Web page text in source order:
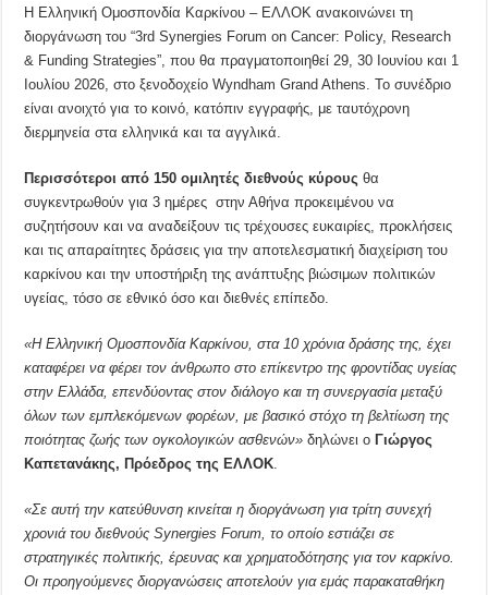
Η Ελληνική Ομοσπονδία Καρκίνου – ΕΛΛΟΚ ανακοινώνει τη
διοργάνωση του “3rd Synergies Forum on Cancer: Policy, Research
& Funding Strategies”, που θα πραγματοποιηθεί 29, 30 Ιουνίου και 1
Ιουλίου 2026, στο ξενοδοχείο Wyndham Grand Athens. Το συνέδριο
είναι ανοιχτό για το κοινό, κατόπιν εγγραφής, με ταυτόχρονη
διερμηνεία στα ελληνικά και τα αγγλικά.
Περισσότεροι από 150 ομιλητές διεθνούς κύρους θα
συγκεντρωθούν για 3 ημέρες στην Αθήνα προκειμένου να
συζητήσουν και να αναδείξουν τις τρέχουσες ευκαιρίες, προκλήσεις
και τις απαραίτητες δράσεις για την αποτελεσματική διαχείριση του
καρκίνου και την υποστήριξη της ανάπτυξης βιώσιμων πολιτικών
υγείας, τόσο σε εθνικό όσο και διεθνές επίπεδο.
«Η Ελληνική Ομοσπονδία Καρκίνου, στα 10 χρόνια δράσης της, έχει
καταφέρει να φέρει τον άνθρωπο στο επίκεντρο της φροντίδας υγείας
στην Ελλάδα, επενδύοντας στον διάλογο και τη συνεργασία μεταξύ
όλων των εμπλεκόμενων φορέων, με βασικό στόχο τη βελτίωση της
ποιότητας ζωής των ογκολογικών ασθενών» δηλώνει οΓιώργος
Καπετανάκης, Πρόεδρος της ΕΛΛΟΚ
«Σε αυτή την κατεύθυνση κινείται η διοργάνωση για τρίτη συνεχή
χρονιά του διεθνούςSynergies Forum , το οποίο εστιάζει σε
στρατηγικές πολιτικής, έρευνας και χρηματοδότησης για τον καρκίνο.
Οι προηγούμενες διοργανώσεις αποτελούν για εμάς παρακαταθήκη